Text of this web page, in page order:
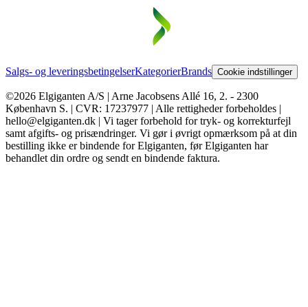
Salgs- og leveringsbetingelserKategorierBrands Cookie indstillinger
©2026 Elgiganten A/S | Arne Jacobsens Allé 16, 2. - 2300
København S. | CVR: 17237977 | Alle rettigheder forbeholdes |
hello@elgiganten.dk | Vi tager forbehold for tryk- og korrekturfejl
samt afgifts- og prisændringer. Vi gør i øvrigt opmærksom på at din
bestilling ikke er bindende for Elgiganten, før Elgiganten har
behandlet din ordre og sendt en bindende faktura.